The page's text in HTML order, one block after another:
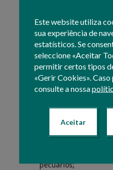
Este website utiliza
sua experiência de
estatísticos. Se
seleccione «Aceitar
permitir certos tipos
«Gerir Cookies».
consulte a nossa
Aceitar
tabelas previstas no
Culturas”, editado e
No atual quadro legal
n.º 81/2013, de 14 de
regulamentares
de 9 de junho, o
destino adequado
qualidade do meio recetor
pecuários;